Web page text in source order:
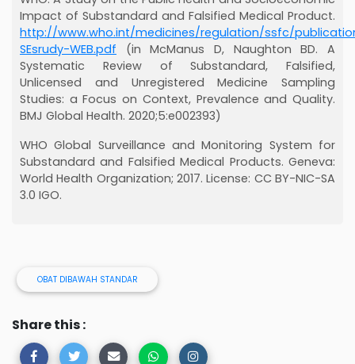
Impact of Substandard and Falsified Medical Product.
http://www.who.int/medicines/regulation/ssfc/
SEsrudy-WEB.pdf (in McManus D, Naughton BD. A
Systematic Review of Substandard, Falsified,
Unlicensed and Unregistered Medicine Sampling
Studies: a Focus on Context, Prevalence and Quality.
BMJ Global Health. 2020;5:e002393)
WHO Global Surveillance and Monitoring System for
Substandard and Falsified Medical Products. Geneva:
World Health Organization; 2017. License: CC BY-NIC-SA
3.0 IGO.
OBAT DIBAWAH STANDAR
Share this :